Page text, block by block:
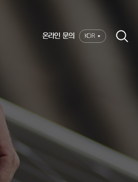
온라인 문의 KOR